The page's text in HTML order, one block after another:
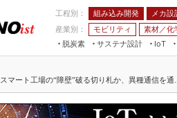
工程別： 組み込み開発 メカ設
産業別：
モビリティ 素材／化
脱炭素
サステナ設計
IoT
つながる工場
つながるサービス
AI×設備保全
Physical AI
JIMTOF
組込み/エッ
展＆IoT/5G
スマート工場の“障壁”破る切り札か、異種通信を通...